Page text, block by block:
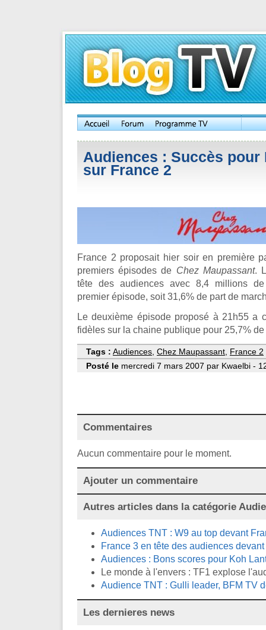
Audiences : Succès pour
sur France 2
France 2 proposait hier soir en première
premiers épisodes de Chez Maupassant.
tête des audiences avec 8,4 millions
premier épisode, soit 31,6% de part de
Le deuxième épisode proposé à 21h55 a
fidèles sur la chaine publique pour 25,7%
Tags : Audiences Chez Maupassant France 2
Posté le mercredi 7 mars 2007 par Kwaelbi -
Commentaires
Aucun commentaire pour le moment.
Ajouter un commentaire
Autres articles dans la catégorie
Audiences TNT : W9 au top devant
France 3 en tête des audiences
Audiences : Bons scores pour Koh
Le monde à l'envers : TF1 explose
Audience TNT : Gulli leader, BFM TV
Les dernieres news